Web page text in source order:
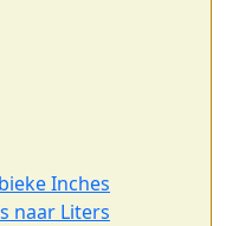
Inches
naar Liters